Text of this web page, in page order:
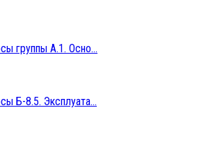
группы А.1. Осно...
Б-8.5. Эксплуата...